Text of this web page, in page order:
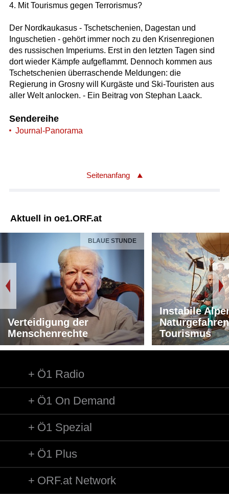
4. Mit Tourismus gegen Terrorismus?
Der Nordkaukasus - Tschetschenien, Dagestan und
Inguschetien - gehört immer noch zu den Krisenregionen
des russischen Imperiums. Erst in den letzten Tagen sind
dort wieder Kämpfe aufgeflammt. Dennoch kommen aus
Tschetschenien überraschende Meldungen: die
Regierung in Grosny will Kurgäste und Ski-Touristen aus
aller Welt anlocken. - Ein Beitrag von Stephan Laack.
Sendereihe
Journal-Panorama
Seitenanfang
Aktuell in oe1.ORF.at
BLAUE STUNDE
Verteidigung der
Menschenrechte
Instabile
Tourismus
Ö1 Radio
Ö1 On Demand
Ö1 Spezial
Ö1 Plus
ORF.at Network